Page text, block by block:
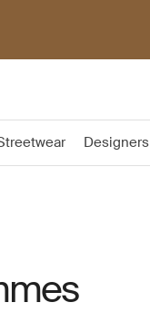
Designers